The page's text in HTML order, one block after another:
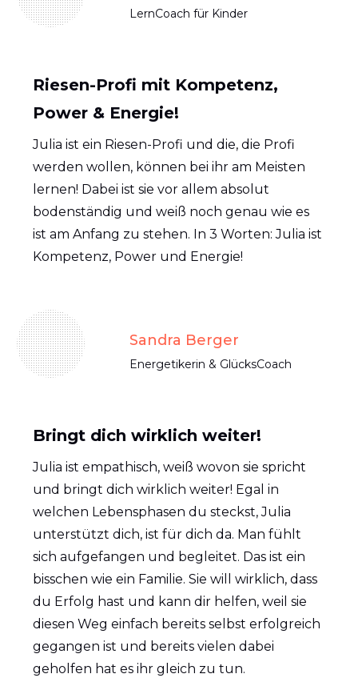
LernCoach für Kinder
Riesen-Profi mit Kompetenz,
Power & Energie!
Julia ist ein Riesen-Profi und die, die Profi
werden wollen, können bei ihr am Meisten
lernen! Dabei ist sie vor allem absolut
bodenständig und weiß noch genau wie es
ist am Anfang zu stehen. In 3 Worten: Julia ist
Kompetenz, Power und Energie!
Sandra Berger
Energetikerin & GlücksCoach
Bringt dich wirklich weiter!
Julia ist empathisch, weiß wovon sie spricht
und bringt dich wirklich weiter! Egal in
welchen Lebensphasen du steckst, Julia
unterstützt dich, ist für dich da. Man fühlt
sich aufgefangen und begleitet. Das ist ein
bisschen wie ein Familie. Sie will wirklich, dass
du Erfolg hast und kann dir helfen, weil sie
diesen Weg einfach bereits selbst erfolgreich
gegangen ist und bereits vielen dabei
geholfen hat es ihr gleich zu tun.